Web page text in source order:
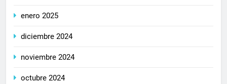
enero 2025
diciembre 2024
noviembre 2024
octubre 2024